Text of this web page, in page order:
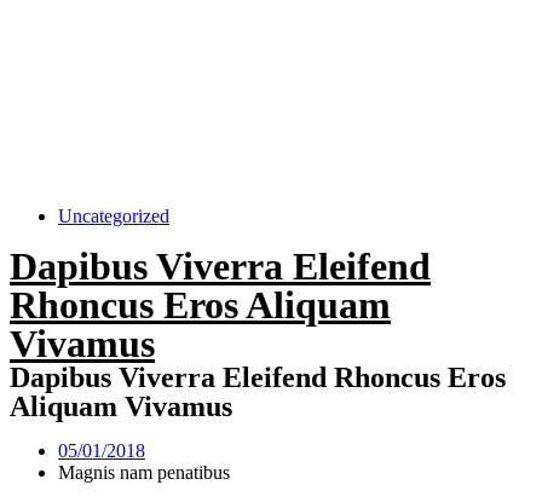
Uncategorized
Dapibus Viverra Eleifend
Rhoncus Eros Aliquam
Vivamus
Dapibus Viverra Eleifend Rhoncus Eros
Aliquam Vivamus
05/01/2018
Magnis nam penatibus